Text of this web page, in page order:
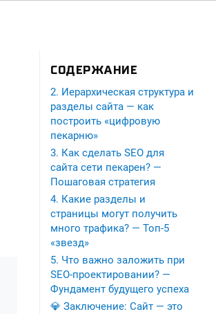
СОДЕРЖАНИЕ
2. Иерархическая структура и
разделы сайта — как
построить «цифровую
пекарню»
3. Как сделать SEO для
сайта сети пекарен? —
Пошаговая стратегия
4. Какие разделы и
страницы могут получить
много трафика? — Топ-5
«звезд»
5. Что важно заложить при
SEO-проектировании? —
Фундамент будущего успеха
💎 Заключение: Сайт — это